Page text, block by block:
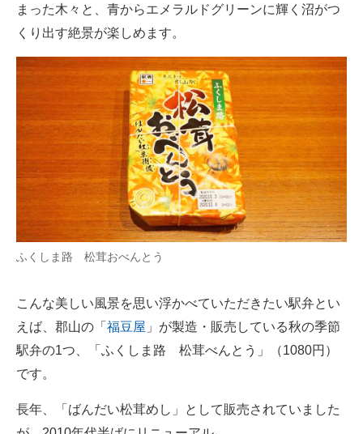
まった木々と、青からエメラルドグリーンに輝く沼がつ
くり出す絶景が楽しめます。
ふくしま路 松茸おべんとう
こんな美しい風景を思い浮かべていただきたい駅弁とい
えば、郡山の「 福豆屋 」が製造・販売している秋の季節
駅弁の1つ、「ふくしま路 松茸べんとう」（1080円）
です。
長年、「ばんだい松茸めし」として販売されていました